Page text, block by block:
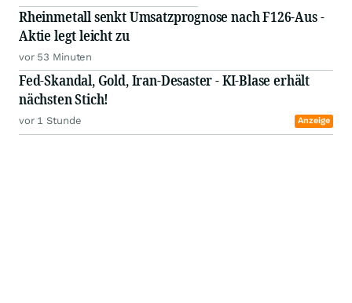
Rheinmetall senkt Umsatzprognose nach F126-Aus -
Aktie legt leicht zu
vor 53 Minuten
Fed-Skandal, Gold, Iran-Desaster - KI-Blase erhält
nächsten Stich!
vor 1 Stunde Anzeige